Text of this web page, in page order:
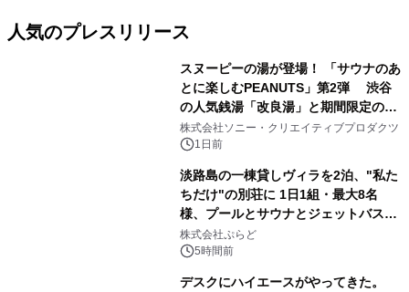
人気のプレスリリース
スヌーピーの湯が登場！ 「サウナのあ
とに楽しむPEANUTS」第2弾 渋谷
の人気銭湯「改良湯」と期間限定のコ
ラボレーション サウナイキタイコラ
ボグッズも発売決定！
株式会社ソニー・クリエイティブプロダクツ
1日前
淡路島の一棟貸しヴィラを2泊、"私た
ちだけ"の別荘に 1日1組・最大8名
様、プールとサウナとジェットバス付
きで Villa Mon Temps AWAJIの連泊
素泊りプラン
株式会社ぷらど
5時間前
デスクにハイエースがやってきた。